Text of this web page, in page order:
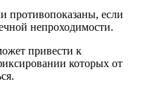
противопоказаны, если
непроходимости.
привести к
которых от